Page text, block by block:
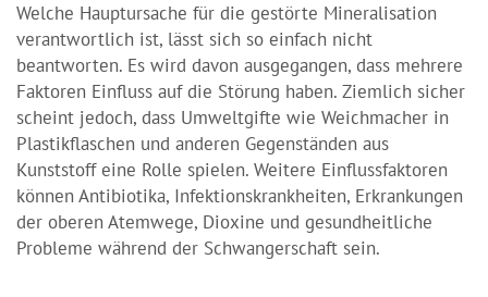
Welche Hauptursache für die gestörte Mineralisation
verantwortlich ist, lässt sich so einfach nicht
beantworten. Es wird davon ausgegangen, dass mehrere
Faktoren Einfluss auf die Störung haben. Ziemlich sicher
scheint jedoch, dass Umweltgifte wie Weichmacher in
Plastikflaschen und anderen Gegenständen aus
Kunststoff eine Rolle spielen. Weitere Einflussfaktoren
können Antibiotika, Infektionskrankheiten, Erkrankungen
der oberen Atemwege, Dioxine und gesundheitliche
Probleme während der Schwangerschaft sein.